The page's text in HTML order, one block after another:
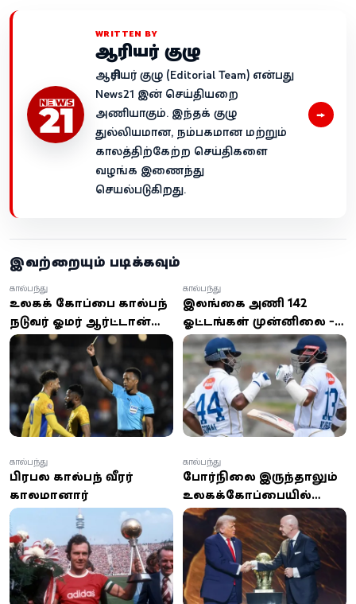
WRITTEN BY
ஆசிரியர் குழு
ஆசிரியர் குழு (Editorial Team) என்பது
News21 இன் செய்தியறை
அணியாகும். இந்தக் குழு
துல்லியமான, நம்பகமான மற்றும்
காலத்திற்கேற்ற செய்திகளை
வழங்க இணைந்து
செயல்படுகிறது.
→
இவற்றையும் படிக்கவும்
உலகக் கோப்பை கால்பந்து
நடுவர் ஓமர் ஆர்ட்டான்
அமெரிக்காவுக்கு நுழைய
அனுமதி மறுப்பு
கால்பந்து
இலங்கை அணி 142
ஓட்டங்கள் முன்னிலை -
இறுதி நாளில் பரபரப்பு
கால்பந்து
பிரபல கால்பந்து வீரர்
காலமானார்
கால்பந்து
போர்நிலை இருந்தாலும்
உலகக்கோப்பையில்
ஈரான் அணிக்கு
அமெரிக்கா வரவேற்பு –
டொனால்ட் டிரம்ப்
கால்பந்து